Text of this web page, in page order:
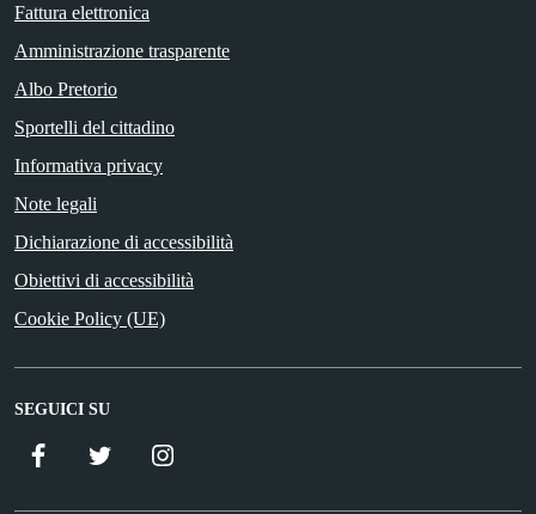
Fattura elettronica
Amministrazione trasparente
Albo Pretorio
Sportelli del cittadino
Informativa privacy
Note legali
Dichiarazione di accessibilità
Obiettivi di accessibilità
Cookie Policy (UE)
SEGUICI SU
Facebook Twitter